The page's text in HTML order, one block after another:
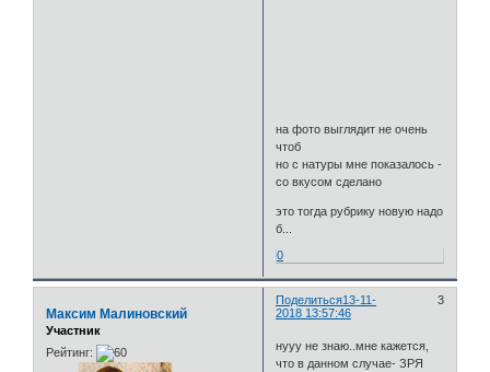
на фото выглядит не очень
чтоб
но с натуры мне показалось -
со вкусом сделано
это тогда рубрику новую надо
б...
0
Поделиться 3
13-11-
2018 13:57:46
Максим Малиновский
Участник
Рейтинг:
нууу не знаю..мне кажется,
что в данном случае- ЗРЯ